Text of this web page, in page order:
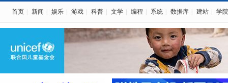
首页 新闻 娱乐 游戏 科普 文学 编程 系统 数据库 建站 学院